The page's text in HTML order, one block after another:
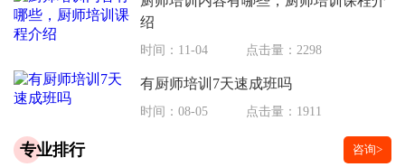
绍
时间：11-04 点击量：2298
有厨师培训7天速成班吗
时间：08-05 点击量：1911
专业排行 咨询>